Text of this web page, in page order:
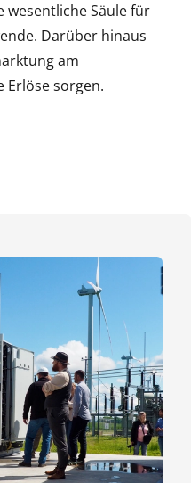
wesentliche Säule für
Darüber hinaus
am
sorgen.